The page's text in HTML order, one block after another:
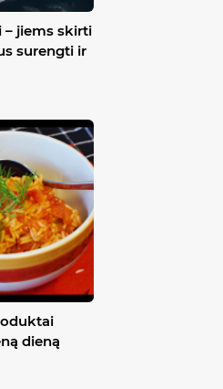
– jiems skirti
surengti ir
dieną